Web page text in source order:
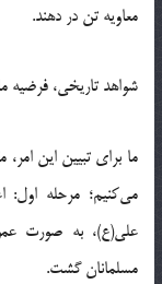
معاویه تن در دهند.
شواهد تاریخی، فرضیه
ما برای تبیین این
می‌‌کنیم؛ مرحله اول:
علی(ع)، به صورت
مسلمانان گشت.